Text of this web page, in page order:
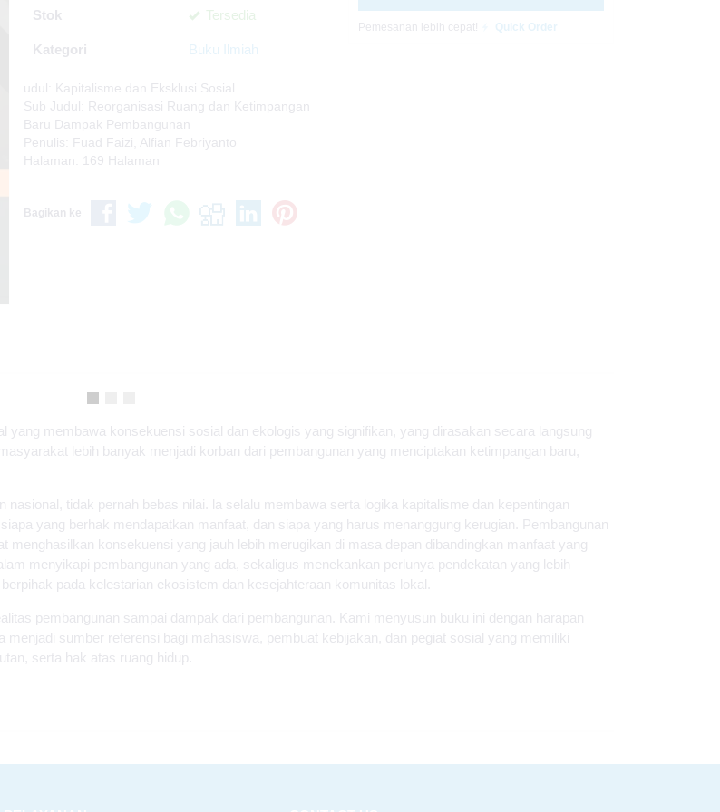
Stok Tersedia
Kategori Buku Ilmiah
udul: Kapitalisme dan Eksklusi Sosial
Sub Judul: Reorganisasi Ruang dan Ketimpangan
Baru Dampak Pembangunan
Penulis: Fuad Faizi, Alfian Febriyanto
Halaman: 169 Halaman
Pemesanan lebih cepat! Quick Order
Bagikan ke
yang membawa konsekuensi sosial dan ekologis yang signifikan, yang dirasakan secara langsung
lebih banyak menjadi korban dari pembangunan yang menciptakan ketimpangan baru,
tidak pernah bebas nilai. la selalu membawa serta logika kapitalisme dan kepentingan
yang berhak mendapatkan manfaat, dan siapa yang harus menanggung kerugian. Pembangunan
konsekuensi yang jauh lebih merugikan di masa depan dibandingkan manfaat yang
menyikapi pembangunan yang ada, sekaligus menekankan perlunya pendekatan yang lebih
pada kelestarian ekosistem dan kesejahteraan komunitas lokal.
pembangunan sampai dampak dari pembangunan. Kami menyusun buku ini dengan harapan
sumber referensi bagi mahasiswa, pembuat kebijakan, dan pegiat sosial yang memiliki
serta hak atas ruang hidup.